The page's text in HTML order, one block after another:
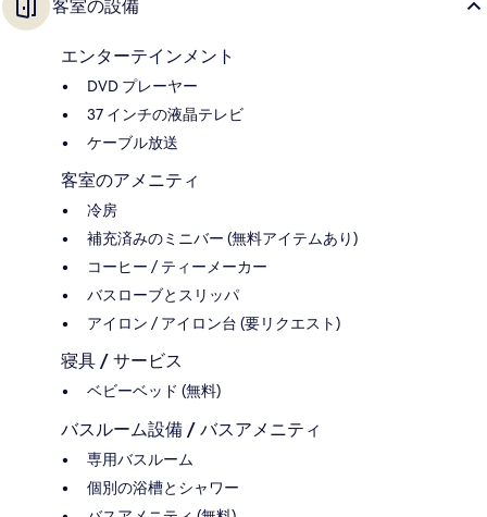
客室の設備
エンターテインメント
DVD プレーヤー
37 インチの液晶テレビ
ケーブル放送
客室のアメニティ
冷房
補充済みのミニバー (無料アイテムあり)
コーヒー / ティーメーカー
バスローブとスリッパ
アイロン / アイロン台 (要リクエスト)
寝具 / サービス
ベビーベッド (無料)
バスルーム設備 / バスアメニティ
専用バスルーム
個別の浴槽とシャワー